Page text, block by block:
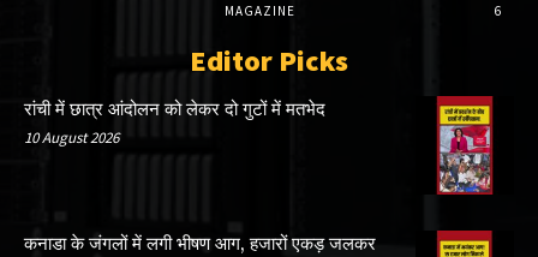
MAGAZINE
6
Editor Picks
रांची में छात्र आंदोलन को लेकर दो गुटों में मतभेद
10 August 2026
कनाडा के जंगलों में लगी भीषण आग, हजारों एकड़ जलकर